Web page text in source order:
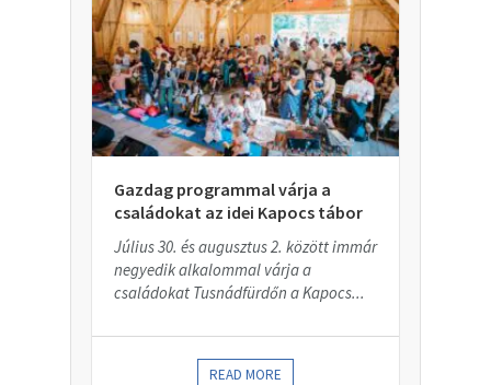
Gazdag programmal várja a
családokat az idei Kapocs tábor
Július 30. és augusztus 2. között immár
negyedik alkalommal várja a
családokat Tusnádfürdőn a Kapocs...
READ MORE